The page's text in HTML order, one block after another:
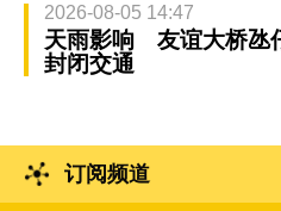
2026-08-05 14:47
天雨影响 友谊大桥氹
封闭交通
订阅频道